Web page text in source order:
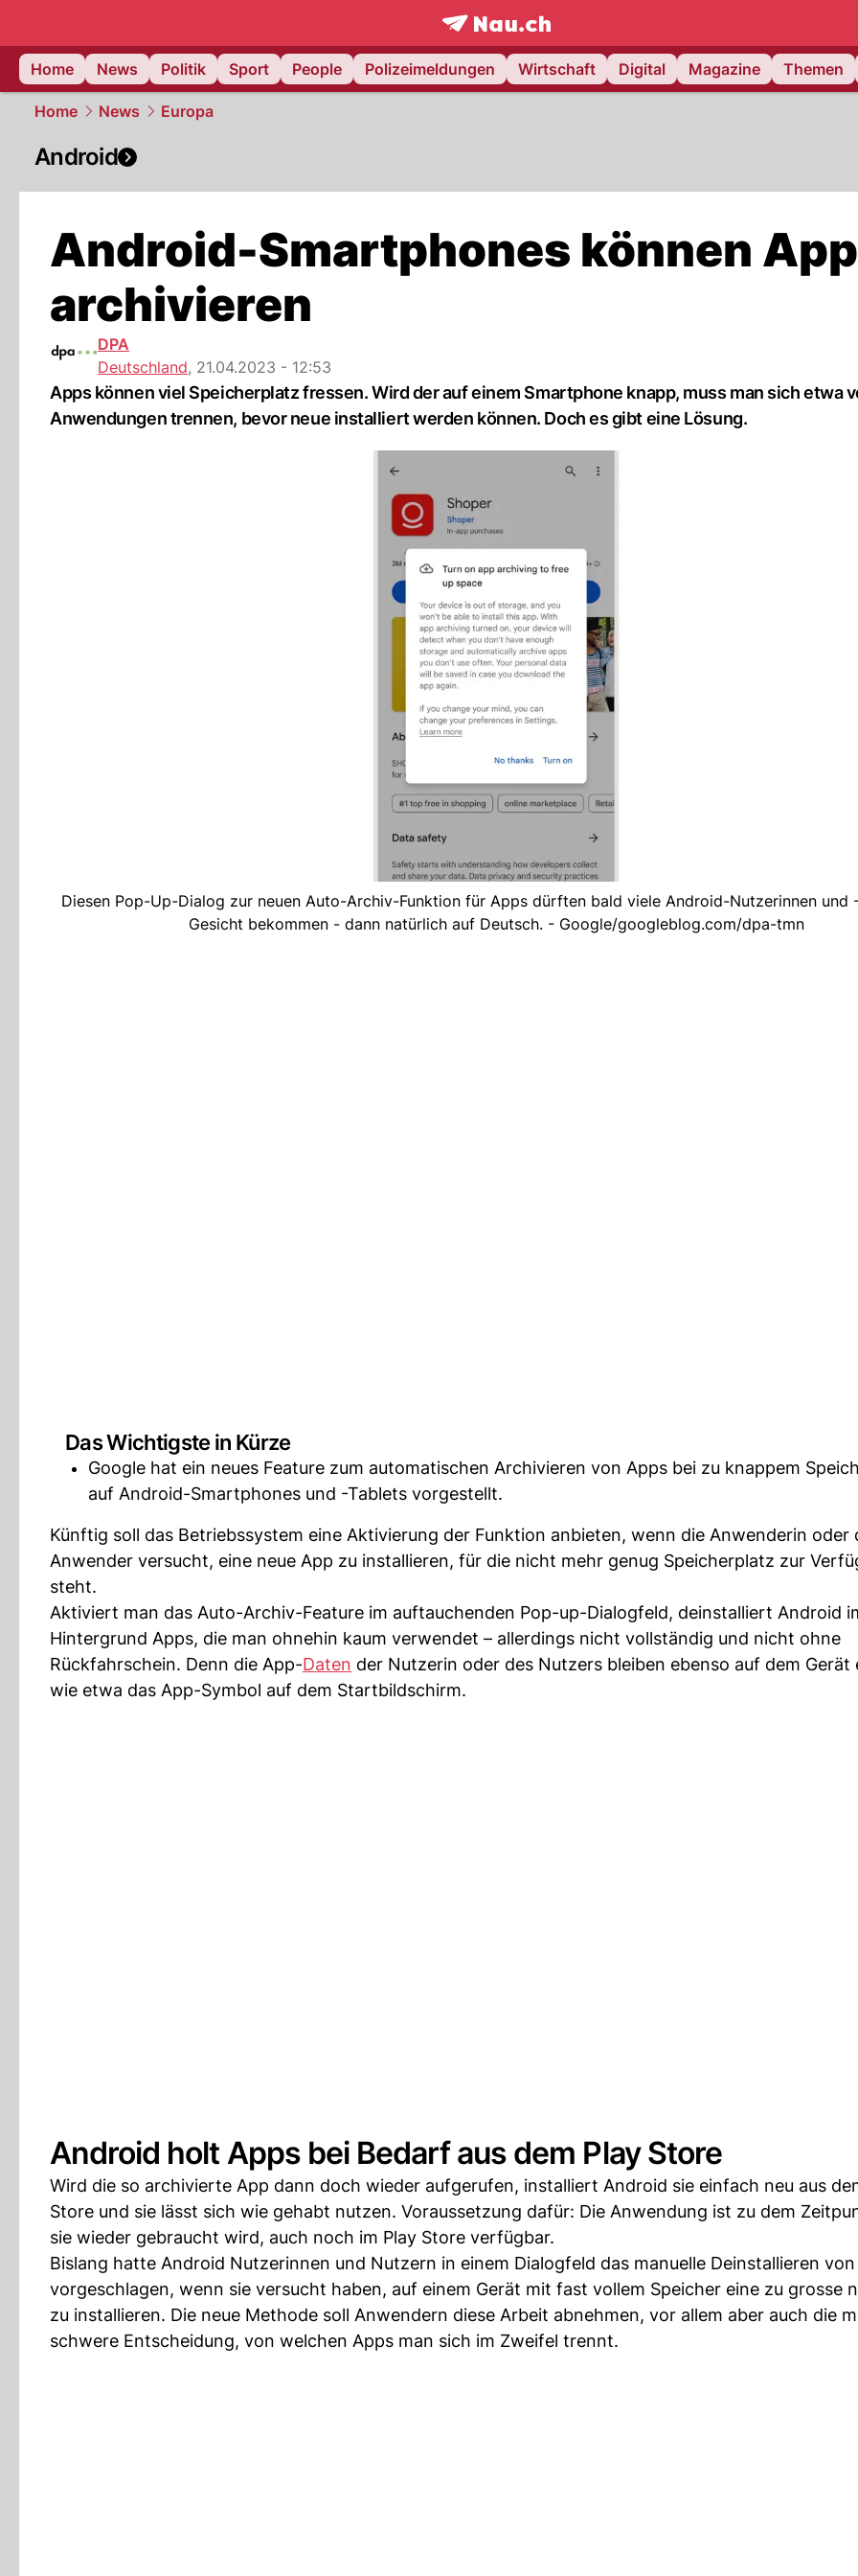
frontpage.NAU.ch
Home
News Politik Sport People Polizeimeldungen Wirtschaft Digital Magazine Themen
Home News Europa
Android
Android-Smartphones können
archivieren
DPA
Deutschland, 21.04.2023 - 12:53
Apps können viel Speicherplatz fressen. Wird der auf einem Smartphone knapp, muss man sich etwa
Anwendungen trennen, bevor neue installiert werden können. Doch es gibt eine Lösung.
Diesen Pop-Up-Dialog zur neuen Auto-Archiv-Funktion für Apps dürften bald viele Android-Nutzerinnen und
Gesicht bekommen - dann natürlich auf Deutsch. - Google/googleblog.com/dpa-tmn
Das Wichtigste in Kürze
Google hat ein neues Feature zum automatischen Archivieren von Apps bei zu knappem
auf Android-Smartphones und -Tablets vorgestellt.
Künftig soll das Betriebssystem eine Aktivierung der Funktion anbieten, wenn die Anwenderin oder
Anwender versucht, eine neue App zu installieren, für die nicht mehr genug Speicherplatz zur
steht.
Aktiviert man das Auto-Archiv-Feature im auftauchenden Pop-up-Dialogfeld, deinstalliert Android
Hintergrund Apps, die man ohnehin kaum verwendet – allerdings nicht vollständig und nicht ohne
Rückfahrschein. Denn die App-Daten der Nutzerin oder des Nutzers bleiben ebenso auf dem Gerät
wie etwa das App-Symbol auf dem Startbildschirm.
Android holt Apps bei Bedarf aus dem Play Store
Wird die so archivierte App dann doch wieder aufgerufen, installiert Android sie einfach neu aus
Store und sie lässt sich wie gehabt nutzen. Voraussetzung dafür: Die Anwendung ist zu dem
sie wieder gebraucht wird, auch noch im Play Store verfügbar.
Bislang hatte Android Nutzerinnen und Nutzern in einem Dialogfeld das manuelle Deinstallieren
vorgeschlagen, wenn sie versucht haben, auf einem Gerät mit fast vollem Speicher eine zu grosse
zu installieren. Die neue Methode soll Anwendern diese Arbeit abnehmen, vor allem aber auch die
schwere Entscheidung, von welchen Apps man sich im Zweifel trennt.